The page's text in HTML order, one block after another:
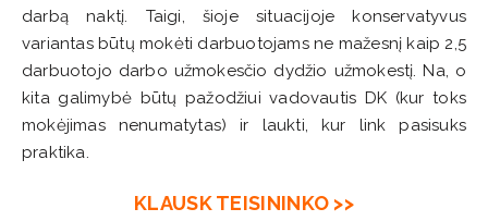
darbą naktį. Taigi, šioje situacijoje konservatyvus
variantas būtų mokėti darbuotojams ne mažesnį kaip 2,5
darbuotojo darbo užmokesčio dydžio užmokestį. Na, o
kita galimybė būtų pažodžiui vadovautis DK (kur toks
mokėjimas nenumatytas) ir laukti, kur link pasisuks
praktika.
KLAUSK TEISININKO >>